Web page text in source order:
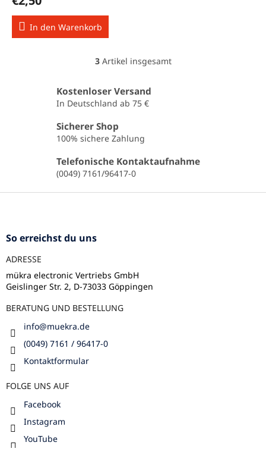
In den Warenkorb
S
e
u
e
e
l
e
m
e
n
i
s
t
3Artikel insgesamt
Kostenloser Versand
In Deutschland ab 75 €
Sicherer Shop
100% sichere Zahlung
Telefonische Kontaktaufnahme
(0049) 7161/96417-0
F
So erreichst du uns
ADRESSE
mükra electronic Vertriebs GmbH
Geislinger Str. 2, D-73033 Göppingen
BERATUNG UND BESTELLUNG
info@muekra.de
(0049) 7161 / 96417-0
Kontaktformular
FOLGE UNS AUF
Facebook
Instagram
YouTube